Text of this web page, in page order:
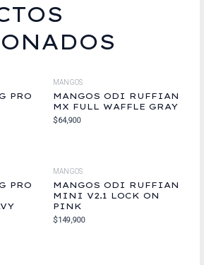
PRO
MANGOS
MANGOS ODI RUFFIAN
MX FULL WAFFLE GRAY
$64,900
PRO
MANGOS
MANGOS ODI RUFFIAN
MINI V2.1 LOCK ON
PINK
$149,900